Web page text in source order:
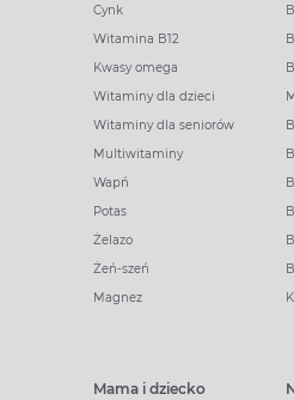
Cynk
Witamina B12
Kwasy omega
Witaminy dla dzieci
Witaminy dla seniorów
Multiwitaminy
Wapń
Potas
Żelazo
Żeń-szeń
Magnez
Mama i dziecko